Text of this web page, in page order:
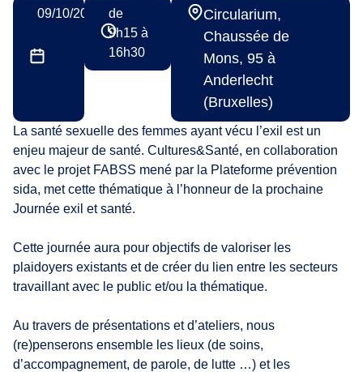
09/10/2023
de
9h15 à
16h30
Circularium,
Chaussée de
Mons, 95 à
Anderlecht
(Bruxelles)
La santé sexuelle des femmes ayant vécu l’exil est un
enjeu majeur de santé. Cultures&Santé, en collaboration
avec le projet FABSS mené par la Plateforme prévention
sida, met cette thématique à l’honneur de la prochaine
Journée exil et santé.
Cette journée aura pour objectifs de valoriser les
plaidoyers existants et de créer du lien entre les secteurs
travaillant avec le public et/ou la thématique.
Au travers de présentations et d’ateliers, nous
(re)penserons ensemble les lieux (de soins,
d’accompagnement, de parole, de lutte …) et les